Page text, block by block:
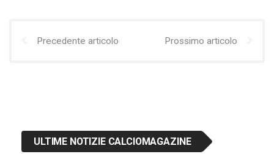
Precedente articolo Prossimo articolo
ULTIME NOTIZIE CALCIOMAGAZINE